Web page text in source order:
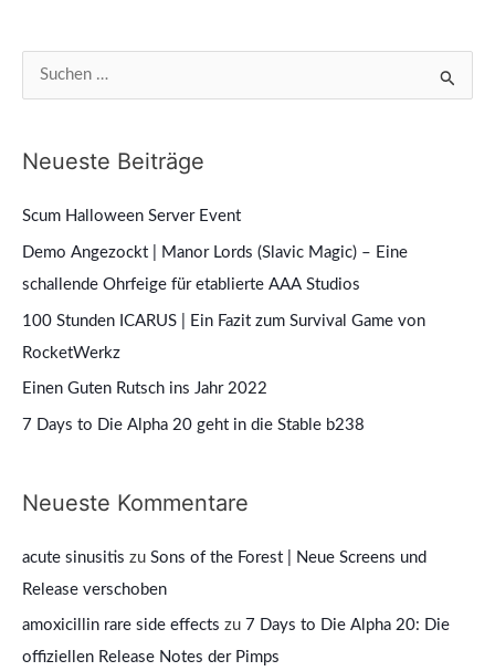
e
n
Neueste Beiträge
Scum Halloween Server Event
Demo Angezockt | Manor Lords (Slavic Magic) – Eine
schallende Ohrfeige für etablierte AAA Studios
100 Stunden ICARUS | Ein Fazit zum Survival Game von
RocketWerkz
Einen Guten Rutsch ins Jahr 2022
7 Days to Die Alpha 20 geht in die Stable b238
Neueste Kommentare
acute sinusitis zu Sons of the Forest | Neue Screens und
Release verschoben
amoxicillin rare side effects zu 7 Days to Die Alpha 20: Die
offiziellen Release Notes der Pimps